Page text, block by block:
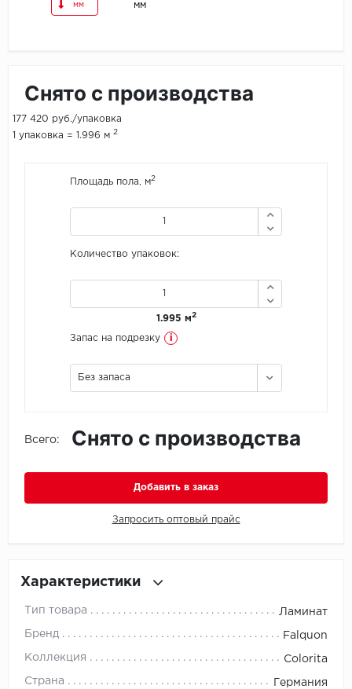
Krono Xonic
LimeStone
Lucky Floor
Made in Belgium
Natisston
No brand
мм
мм
Снято с производства
177 420 руб./упаковка
1 упаковка = 1.996 м 2
Площадь пола, м2
Количество упаковок:
1.995 м2
Запас на подрезку i
Без запаса
Всего: Снято с производства
Добавить в заказ
Запросить оптовый прайс
Характеристики
Тип товара Ламинат
Бренд Falquon
Коллекция Colorita
Страна Германия